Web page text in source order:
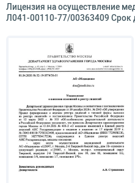
Стажировка /
дополнительное
Гинекологическая
2020 г.).
Ультразвуковая
дисфункций тазовых
Хирургия тазового
г.).
Лазерная хирургия
Академический
Лицензия на осуществление
Л041-00110-77/00363409 Срок